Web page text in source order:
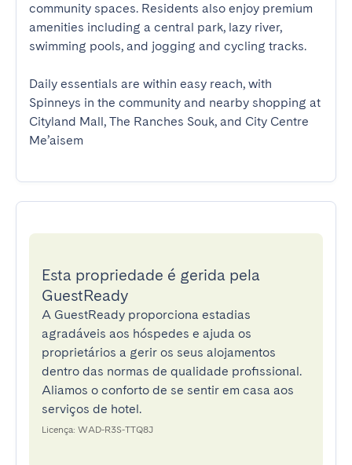
community spaces. Residents also enjoy premium
amenities including a central park, lazy river,
swimming pools, and jogging and cycling tracks.
Daily essentials are within easy reach, with
Spinneys in the community and nearby shopping at
Cityland Mall, The Ranches Souk, and City Centre
Me’aisem
Esta propriedade é gerida pela
GuestReady
A GuestReady proporciona estadias
agradáveis aos hóspedes e ajuda os
proprietários a gerir os seus alojamentos
dentro das normas de qualidade profissional.
Aliamos o conforto de se sentir em casa aos
serviços de hotel.
Licença: WAD-R3S-TTQ8J